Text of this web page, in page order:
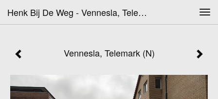
Henk Bij De Weg - Vennesla, Telemark (N)
Vennesla, Telemark (N)